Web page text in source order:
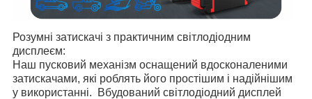
Розумні затискачі з практичним світлодіодним
дисплеєм:
Наш пусковий механізм оснащений вдосконаленими
затискачами, які роблять його простішим і надійнішим
у використанні. Вбудований світлодіодний дисплей